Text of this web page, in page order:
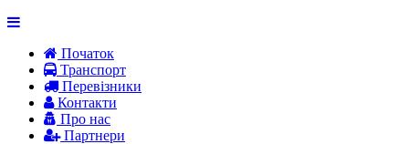
Початок
Транспорт
Перевiзники
Контакти
Про нас
Партнери